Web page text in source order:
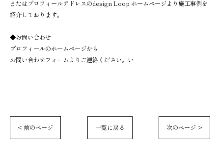
またはプロフィールアドレスのdesign Loop ホームページより施工事例を
紹介しております。
◆お問い合わせ
プロフィールのホームページから
お問い合わせフォームよりご連絡ください。い
< 前のページ 一覧に戻る 次のページ >